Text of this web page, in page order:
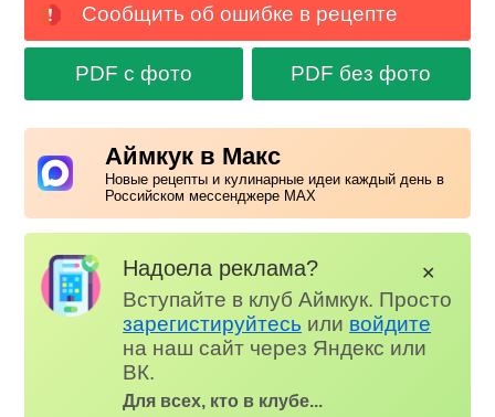
Сообщить об ошибке в рецепте
PDF с фото PDF без фото
Аймкук в Макс
Новые рецепты и кулинарные идеи каждый день в
Российском мессенджере MAX
Надоела реклама?
Вступайте в клуб Аймкук. Просто
зарегистируйтесь или войдите
на наш сайт через Яндекс или
ВК.
Для всех, кто в клубе...
✕